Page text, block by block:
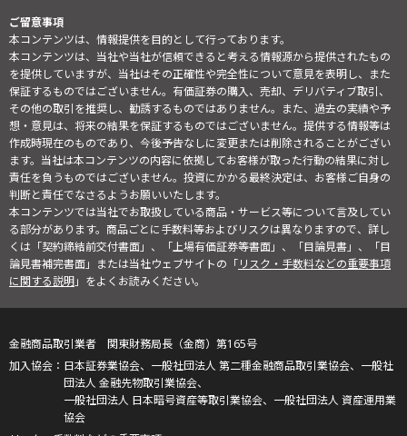
ご留意事項
本コンテンツは、情報提供を目的として行っております。
本コンテンツは、当社や当社が信頼できると考える情報源から提供されたもの
を提供していますが、当社はその正確性や完全性について意見を表明し、また
保証するものではございません。有価証券の購入、売却、デリバティブ取引、
その他の取引を推奨し、勧誘するものではありません。また、過去の実績や予
想・意見は、将来の結果を保証するものではございません。提供する情報等は
作成時現在のものであり、今後予告なしに変更または削除されることがござい
ます。当社は本コンテンツの内容に依拠してお客様が取った行動の結果に対し
責任を負うものではございません。投資にかかる最終決定は、お客様ご自身の
判断と責任でなさるようお願いいたします。
本コンテンツでは当社でお取扱している商品・サービス等について言及してい
る部分があります。商品ごとに手数料等およびリスクは異なりますので、詳し
くは「契約締結前交付書面」、「上場有価証券等書面」、「目論見書」、「目
論見書補完書面」または当社ウェブサイトの「リスク・手数料などの重要事項
に関する説明」をよくお読みください。
金融商品取引業者 関東財務局長（金商）第165号
日本証券業協会、一般社団法人 第二種金融商品取引業協会、一般社
団法人 金融先物取引業協会、
一般社団法人 日本暗号資産等取引業協会、一般社団法人 資産運用業
協会